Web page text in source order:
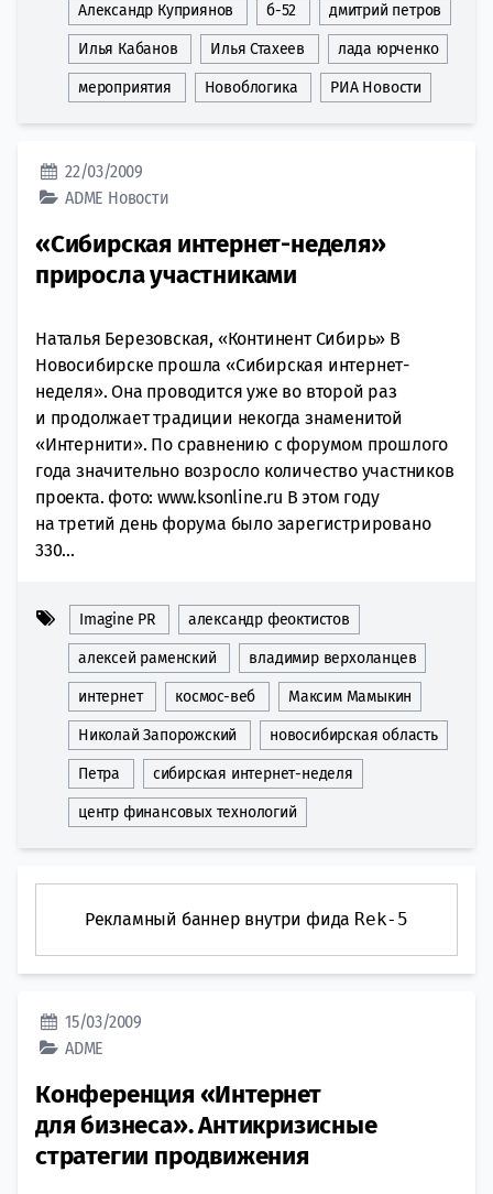
Александр Куприянов б-52 дмитрий петров
Илья Кабанов Илья Стахеев лада юрченко
мероприятия Новоблогика РИА Новости
22/03/2009
ADME Новости
«Сибирская интернет-неделя»
приросла участниками
Наталья Березовская, «Континент Сибирь» В
Новосибирске прошла «Сибирская интернет-
неделя». Она проводится уже во второй раз
и продолжает традиции некогда знаменитой
«Интернити». По сравнению с форумом прошлого
года значительно возросло количество участников
проекта. фото: www.ksonline.ru В этом году
на третий день форума было зарегистрировано
330...
Imagine PR александр феоктистов
алексей раменский владимир верхоланцев
интернет космос-веб Максим Мамыкин
Николай Запорожский новосибирская область
Петра сибирская интернет-неделя
центр финансовых технологий
Рекламный баннер внутри фида Rek-5
15/03/2009
ADME
Конференция «Интернет
для бизнеса». Антикризисные
стратегии продвижения